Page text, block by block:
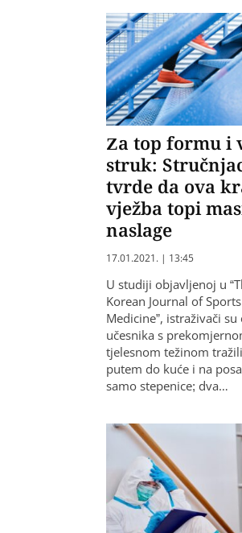
Za top formu i
struk:
tvrde da ova
vježba topi
naslage
17.01.2021. | 13:45
U studiji objavljenoj u
Korean Journal of Sports
Medicine”, istraživači su
učesnika s
tjelesnom težinom
putem do kuće i na
samo stepenice; dva…